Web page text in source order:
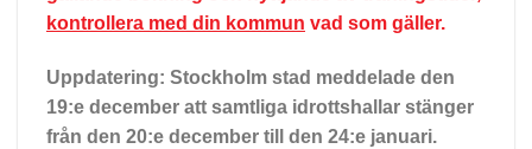
kontrollera med din kommun vad som gäller.
Uppdatering: Stockholm stad meddelade den
19:e december att samtliga idrottshallar stänger
från den 20:e december till den 24:e januari.